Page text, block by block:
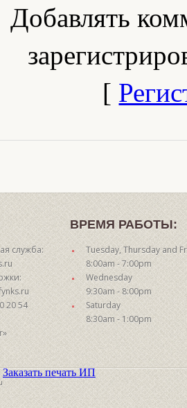
Добавлять
[
служба:
20 54
ВРЕМЯ РАБОТЫ:
Tuesday, Thursday and
8:00am - 7:00pm
Wednesday
9:30am - 8:00pm
Saturday
8:30am - 1:00pm
Заказать печать ИП